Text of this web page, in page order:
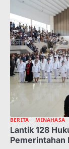
BERITA MINAHASA
Lantik 128
Pemerintahan